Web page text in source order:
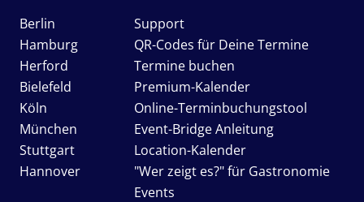
Berlin
Hamburg
Herford
Bielefeld
Köln
München
Stuttgart
Hannover
Support
QR-Codes für Deine Termine
Termine buchen
Premium-Kalender
Online-Terminbuchungstool
Event-Bridge Anleitung
Location-Kalender
"Wer zeigt es?" für Gastronomie
Events